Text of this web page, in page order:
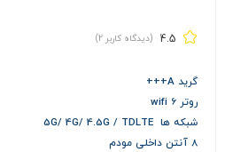
4.5 (دیدگاه کاربر 2
)
گرید A+++
روتر wifi 6
شبکه ها 5G/ 4G/ 4.5G / TDLTE
8 آنتن داخلی مودم